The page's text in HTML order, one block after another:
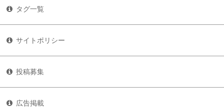
タグ一覧
サイトポリシー
投稿募集
広告掲載